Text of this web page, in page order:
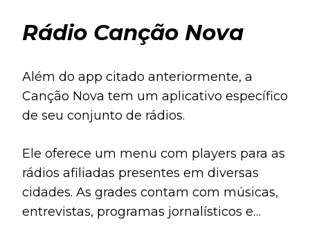
cifras de diversas canções católicas.
Rádio Canção Nova
Além do app citado anteriormente, a
Canção Nova tem um aplicativo específico
de seu conjunto de rádios.
Ele oferece um menu com players para as
rádios afiliadas presentes em diversas
cidades. As grades contam com músicas,
entrevistas, programas jornalísticos e